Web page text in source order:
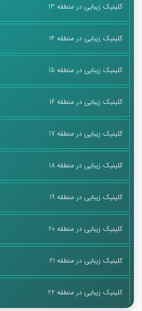
کلینیک زیبایی در منطقه 13
کلینیک زیبایی در منطقه 14
کلینیک زیبایی در منطقه 15
کلینیک زیبایی در منطقه 16
کلینیک زیبایی در منطقه 17
کلینیک زیبایی در منطقه 18
کلینیک زیبایی در منطقه 19
کلینیک زیبایی در منطقه 20
کلینیک زیبایی در منطقه 21
کلینیک زیبایی در منطقه 22